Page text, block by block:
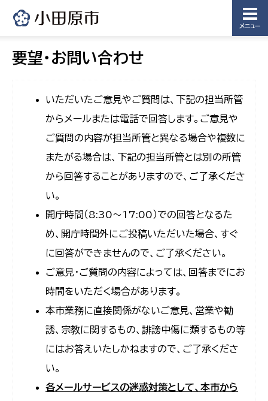
メニュー
要望・お問い合わせ
いただいたご意見やご質問は、下記の担当所管
からメールまたは電話で回答します。ご意見や
ご質問の内容が担当所管と異なる場合や複数に
またがる場合は、下記の担当所管とは別の所管
から回答することがありますので、ご了承くださ
い。
開庁時間（8:30〜17:00）での回答となるた
め、開庁時間外にご投稿いただいた場合、すぐ
に回答ができませんので、ご了承ください。
ご意見・ご質問の内容によっては、回答までにお
時間をいただく場合があります。
本市業務に直接関係がないご意見、営業や勧
誘、宗教に関するもの、誹謗中傷に類するもの等
にはお答えいたしかねますので、ご了承くださ
い。
各メールサービスの迷惑対策として、本市から